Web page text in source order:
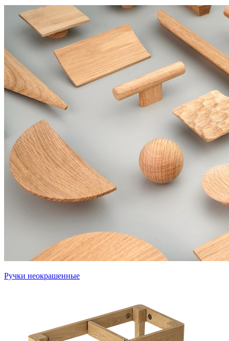
Ручки неокрашенные